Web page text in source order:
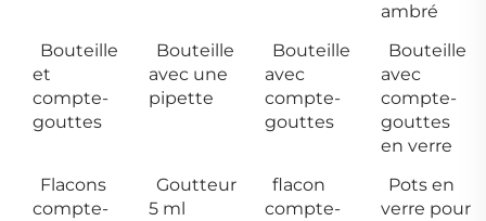
ambré
Bouteille
et
compte-
gouttes
Bouteille
avec une
pipette
Bouteille
avec
compte-
gouttes
Bouteille
avec
compte-
gouttes
en verre
Flacons
compte-
Goutteur
5 ml
flacon
compte-
Pots en
verre pour